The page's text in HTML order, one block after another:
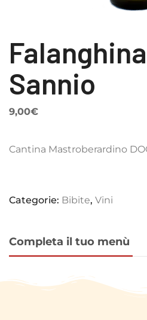
Sannio
9,00€
Cantina Mastroberardino
Categorie: Bibite, Vini
Completa il tuo menù